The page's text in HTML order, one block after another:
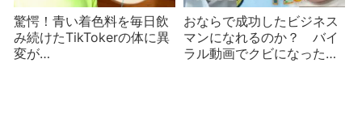
驚愕！青い着色料を毎日飲
み続けたTikTokerの体に異
変が…
おならで成功したビジネス
マンになれるのか？ バイ
ラル動画でクビになったフ